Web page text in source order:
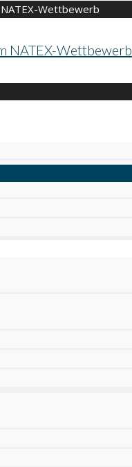
NATEX-Wettbewerb